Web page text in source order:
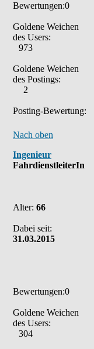
Bewertungen:0
Goldene Weichen
des Users:
973
Goldene Weichen
des Postings:
2
Posting-Bewertung:
Nach oben
Ingenieur
FahrdienstleiterIn
Alter: 66
Dabei seit:
31.03.2015
Bewertungen:0
Goldene Weichen
des Users:
304